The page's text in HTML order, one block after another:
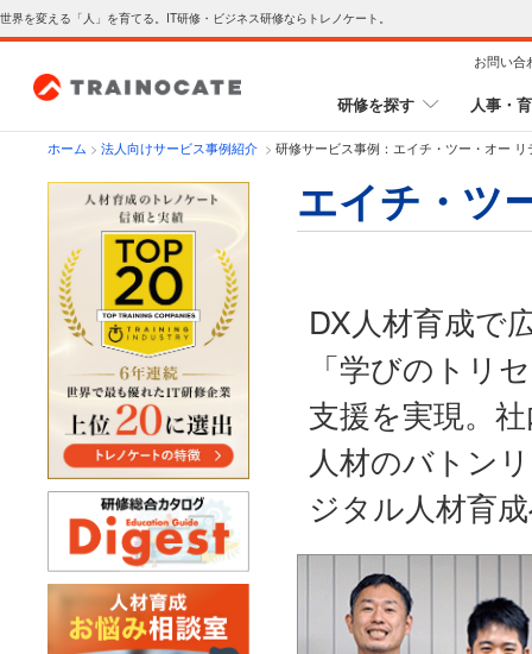
世界を変える「人」を育てる。IT研修・ビジネス研修ならトレノケート。
お問い合
研修を探す 人事・
ホーム > 法人向けサービス事例紹介 > 研修サービス事例：エイチ・ツー・オー
エイチ・ツ
DX人材育成で
「学びのトリ
支援を実現。
人材のバトン
ジタル人材育